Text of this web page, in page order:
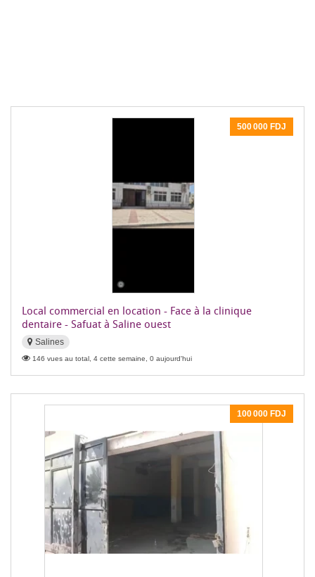
500 000 FDJ
Local commercial en location - Face à la clinique
dentaire - Safuat à Saline ouest
Salines
146 vues au total, 4 cette semaine, 0 aujourd'hui
100 000 FDJ